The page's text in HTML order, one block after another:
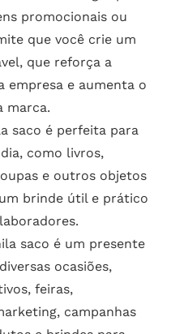
promocionais ou
que você crie um
que reforça a
empresa e aumenta o
marca.
saco é perfeita para
como livros,
e outros objetos
brinde útil e prático
saco é um presente
ocasiões,
feiras,
campanhas